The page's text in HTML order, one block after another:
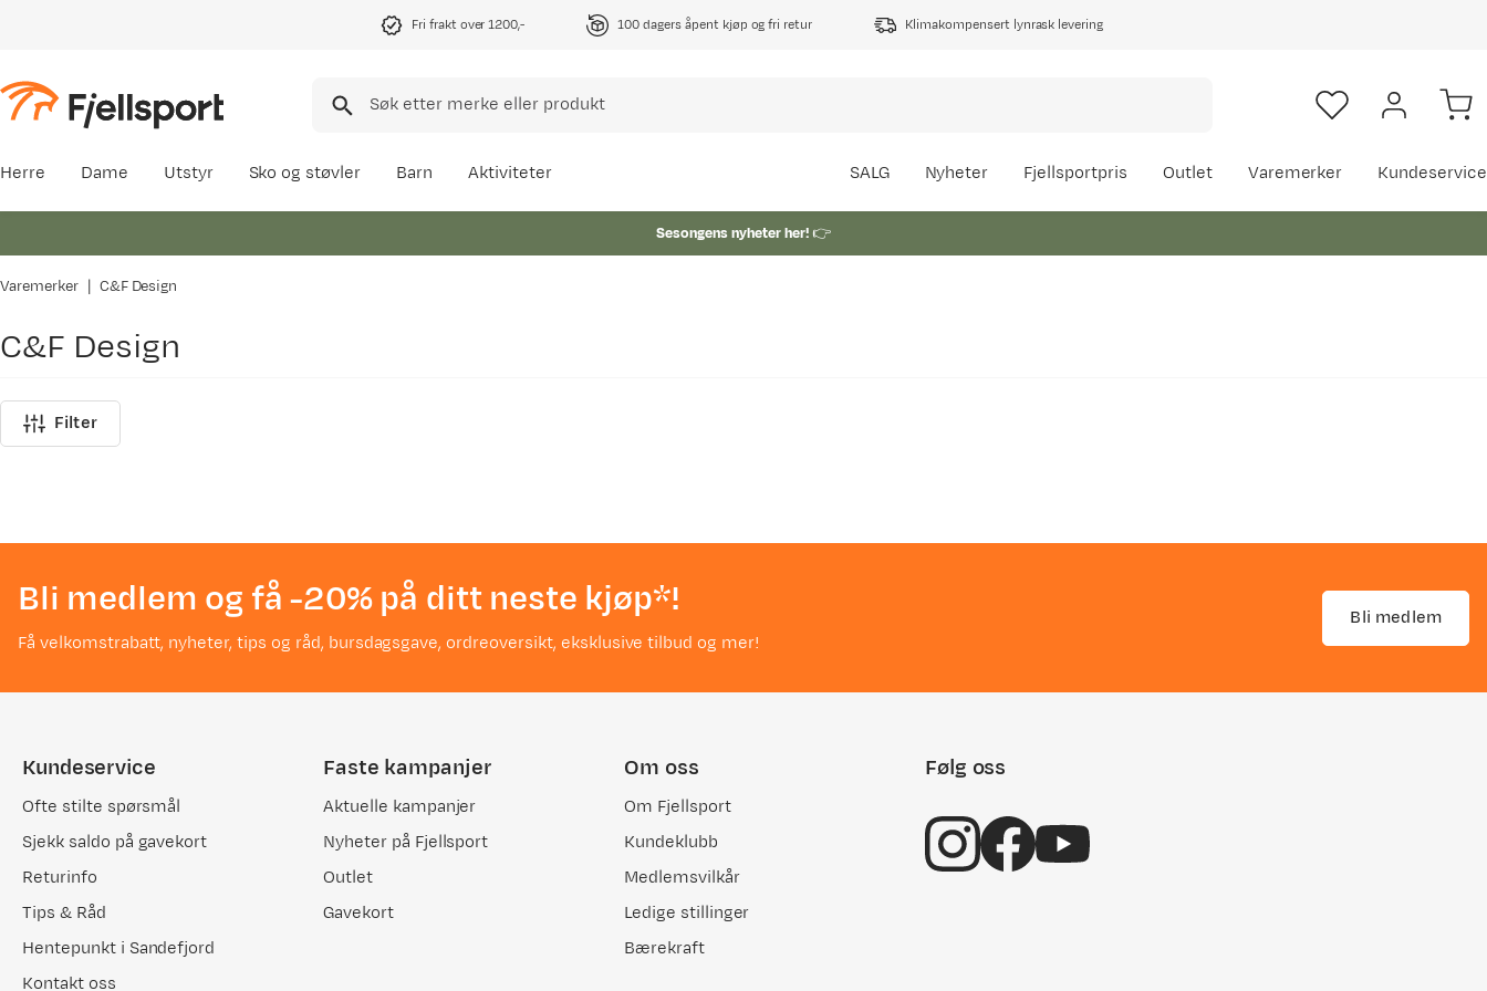
Fri frakt over 1200,- 100 dagers åpent kjøp og fri retur Klimakompensert lynrask levering
Herre Dame Utstyr Sko og støvler Barn Aktiviteter SALG Nyheter Fjellsportpris Outlet Varemerker Kundeservice
Sesongens nyheter her!👉
Varemerker C&F Design
C&F Design
Filter
Bli medlem og få -20% på ditt neste kjøp*!
Få velkomstrabatt, nyheter, tips og råd, bursdagsgave, ordreoversikt, eksklusive tilbud og mer!
Bli medlem
Kundeservice
Ofte stilte spørsmål
Sjekk saldo på gavekort
Returinfo
Tips & Råd
Hentepunkt i Sandefjord
Kontakt oss
Faste kampanjer
Aktuelle kampanjer
Nyheter på Fjellsport
Outlet
Gavekort
Om oss
Om Fjellsport
Kundeklubb
Medlemsvilkår
Ledige stillinger
Bærekraft
Følg oss